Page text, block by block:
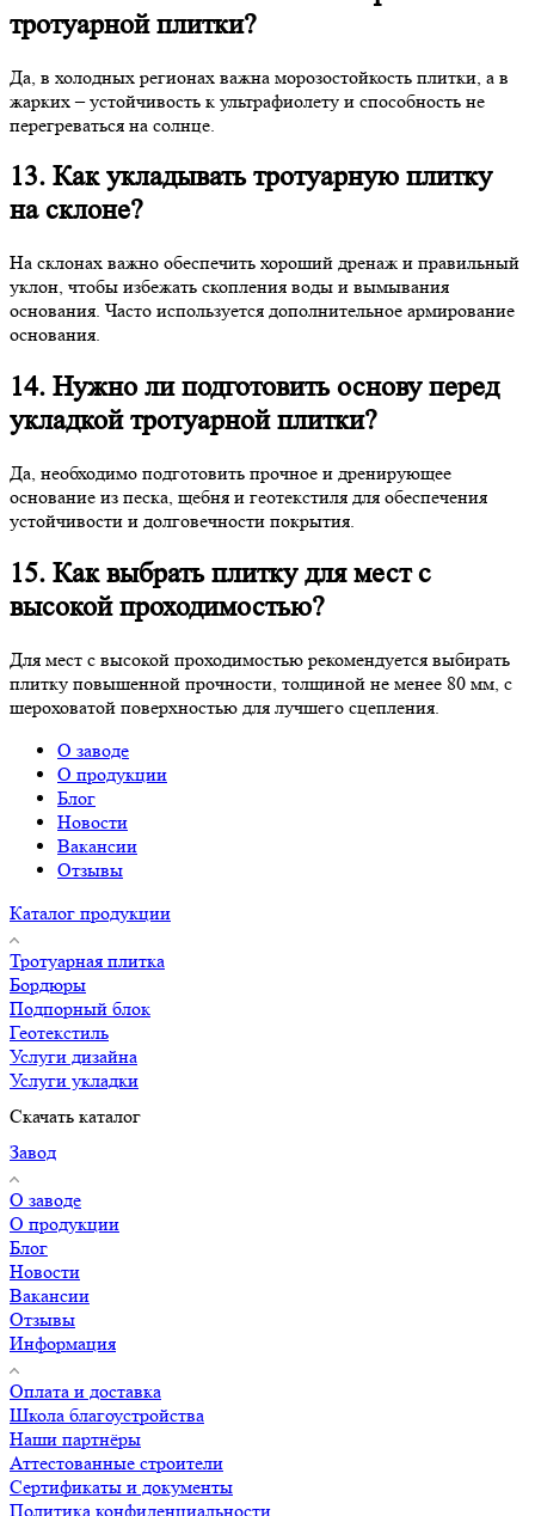
тротуарной плитки?
Да, в холодных регионах важна морозостойкость плитки, а в
жарких – устойчивость к ультрафиолету и способность не
перегреваться на солнце.
13. Как укладывать тротуарную плитку
на склоне?
На склонах важно обеспечить хороший дренаж и правильный
уклон, чтобы избежать скопления воды и вымывания
основания. Часто используется дополнительное армирование
основания.
14. Нужно ли подготовить основу перед
укладкой тротуарной плитки?
Да, необходимо подготовить прочное и дренирующее
основание из песка, щебня и геотекстиля для обеспечения
устойчивости и долговечности покрытия.
15. Как выбрать плитку для мест с
высокой проходимостью?
Для мест с высокой проходимостью рекомендуется выбирать
плитку повышенной прочности, толщиной не менее 80 мм, с
шероховатой поверхностью для лучшего сцепления.
О заводе
О продукции
Блог
Новости
Вакансии
Отзывы
Каталог продукции
Тротуарная плитка
Бордюры
Подпорный блок
Геотекстиль
Услуги дизайна
Услуги укладки
Скачать каталог
Завод
О заводе
О продукции
Блог
Новости
Вакансии
Отзывы
Информация
Оплата и доставка
Школа благоустройства
Наши партнёры
Аттестованные строители
Сертификаты и документы
Политика конфиденциальности